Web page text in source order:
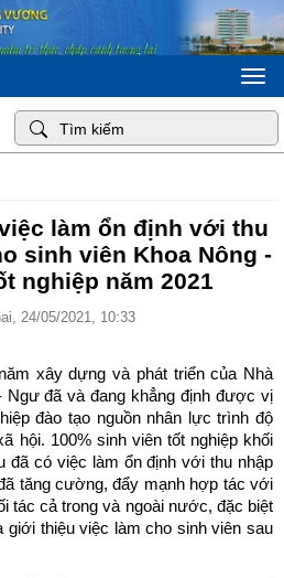
làm ổn định với thu
sinh viên Khoa Nông -
nghiệp năm 2021
24/05/2021, 10:33
xây dựng và phát triển của Nhà
đã và đang khẳng định được vị
đào tạo nguồn nhân lực trình độ
hội. 100% sinh viên tốt nghiệp khối
đã có việc làm ổn định với thu nhập
tăng cường, đẩy mạnh hợp tác với
tác cả trong và ngoài nước, đặc biệt
giới thiệu việc làm cho sinh viên sau